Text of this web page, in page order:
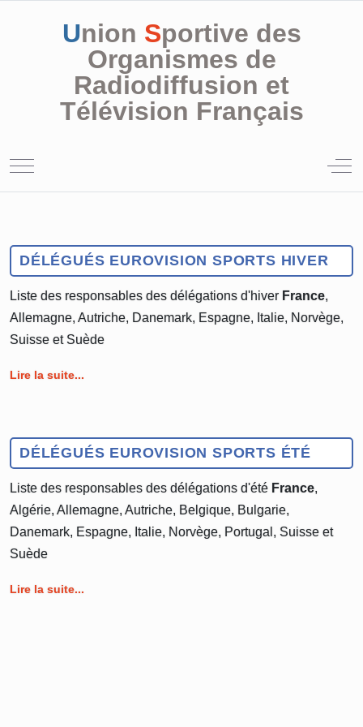
Union Sportive des
Organismes de
Radiodiffusion et
Télévision Français
Mobile Menu Toggle Off-
DÉLÉGUÉS EUROVISION SPORTS HIVER
Liste des responsables des délégations d'hiver France,
Allemagne, Autriche, Danemark, Espagne, Italie, Norvège,
Suisse et Suède
Lire la suite...
DÉLÉGUÉS EUROVISION SPORTS ÉTÉ
Liste des responsables des délégations d'été France,
Algérie, Allemagne, Autriche, Belgique, Bulgarie,
Danemark, Espagne, Italie, Norvège, Portugal, Suisse et
Suède
Lire la suite...